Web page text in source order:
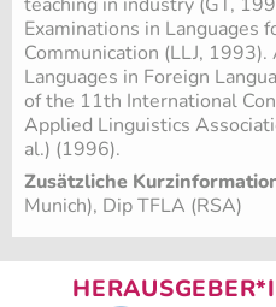
Examinations in Languages
Communication (LLJ,
Languages in Foreign
of the 11th International
Applied Linguistics
al.) (1996).
Zusätzliche
Munich), Dip TFLA (RSA)